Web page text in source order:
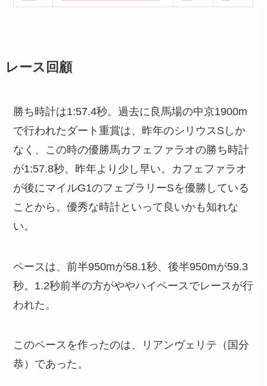
レース回顧
勝ち時計は1:57.4秒。過去に良馬場の中京1900m
で行われたダート重賞は、昨年のシリウスSしか
なく、この時の優勝馬カフェファラオの勝ち時計
が1:57.8秒。昨年より少し早い。カフェファラオ
が後にマイルG1のフェブラリーSを優勝している
ことから。優秀な時計といって良いかも知れな
い。
ペースは、前半950mが58.1秒、後半950mが59.3
秒。1.2秒前半の方がややハイペースでレースが行
われた。
このペースを作ったのは、リアンヴェリテ（国分
恭）であった。